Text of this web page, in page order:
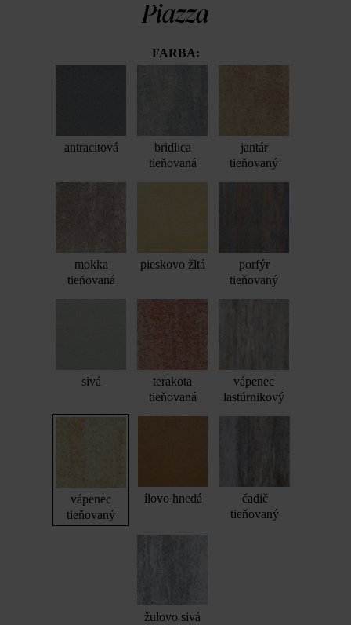
Piazza
FARBA:
antracitová
bridlica
tieňovaná
jantár
tieňovaný
mokka
tieňovaná
pieskovo žltá
porfýr
tieňovaný
sivá
terakota
tieňovaná
vápenec
lastúrnikový
vápenec
tieňovaný
ílovo hnedá
čadič
tieňovaný
žulovo sivá